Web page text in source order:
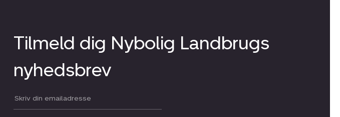
Tilmeld dig Nybolig Landbrugs
nyhedsbrev
Din email: